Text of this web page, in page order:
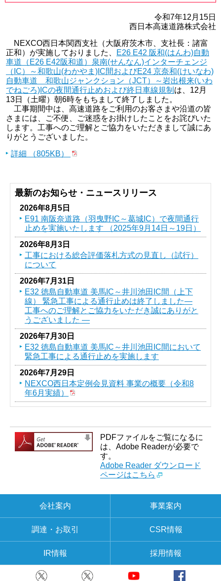
令和7年12月15日
西日本高速道路株式会社
NEXCO西日本関西支社（大阪府茨木市、支社長：諸富
正和）が実施しておりました、
E26 E42 阪和(はんわ)自動
車道（E26 E42阪和道）泉南(せんなん)インターチェンジ
（IC）～和歌山(わかやま)IC間およびE24 京奈和(けいなわ)
自動車道 和歌山ジャンクション（JCT）～岩出根来(いわ
でねごろ)ICの夜間通行止めおよび終日車線規制 は、12月
13日（土曜）朝6時をもちまして終了しました。
工事期間中は、高速道路をご利用のお客さまや沿道の皆
さまには、ご不便、ご迷惑をお掛けしたことをお詫びいた
します。工事へのご理解とご協力をいただきまして誠にあ
りがとうございました。
詳細 （805KB）
最新のお知らせ・ニュースリリース
2026年8月5日
E91 南阪奈道路（羽曳野IC～葛󠄀城IC）で夜間通行
止めを実施いたします （2025年9月14日～19日）
2026年8月3日
工事における総合評価落札方式の見直し（試行）
について
2026年7月31日
E32 徳島自動車道 美馬IC～井川池田IC間（上下
線） 緊急工事による通行止めは終了しました―
工事へのご理解とご協力をいただき誠にありがと
うございました ―
2026年7月30日
E32 徳島自動車道 美馬IC～井川池田IC間において
緊急工事による通行止めを実施します
2026年7月29日
NEXCO西日本定例会見資料 事業の概要（令和8
年6月実績）
PDFファイルをご覧になるに
は、Adobe Readerが必要で
す。
Adobe Reader ダウンロード
ページはこちら
会社案内 事業案内
調達・お取引 CSR情報
IR情報 採用情報